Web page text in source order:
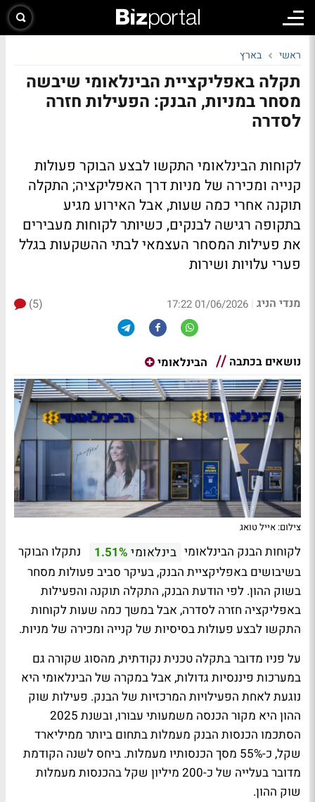
ראשי בארץ
תקלה באפליקציית הבינלאומי שיבשה
מסחר במניות, הבנק: הפעילות חזרה
לסדרה
לקוחות הבינלאומי התקשו לבצע הבוקר פעולות
קנייה ומכירה של מניות דרך האפליקציה; התקלה
תוקנה אחרי כמה שעות, אבל האירוע מגיע
בתקופה רגישה לבנקים, כשיותר לקוחות מעבירים
את פעילות המסחר העצמאי לבתי ההשקעות בגלל
פערי עלויות ושירות
מנדי הניג |
01/06/2026 17:22
(5)
נושאים בכתבה הבינלאומי
צילום: אייל טואג
לקוחות הבנק הבינלאומי בינלאומי 1.51%
נתקלו הבוקר
בשיבושים באפליקציית הבנק, בעיקר סביב פעולות מסחר
בשוק ההון. לפי הודעת הבנק, התקלה תוקנה והפעילות
באפליקציה חזרה לסדרה, אבל במשך כמה שעות לקוחות
התקשו לבצע פעולות בסיסיות של קנייה ומכירה של מניות.
על פניו מדובר בתקלה טכנית נקודתית, מהסוג שקורה גם
במערכות פיננסיות גדולות, אבל במקרה של הבינלאומי היא
נוגעת לאחת הפעילויות המרכזיות של הבנק. פעילות שוק
ההון היא מקור הכנסה משמעותי עבורו, ובשנת 2025
הסתכמו הכנסות הבנק מעמלות בתחום ביותר ממיליארד
שקל, כ-55% מסך הכנסותיו מעמלות. ביחס לשנה הקודמת
מדובר בעלייה של כ-200 מיליון שקל בהכנסות מעמלות
שוק ההון.